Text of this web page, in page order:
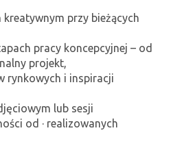
kreatywnym przy bieżących
pracy koncepcyjnej – od
projekt,
rynkowych i inspiracji
lub sesji
od · realizowanych